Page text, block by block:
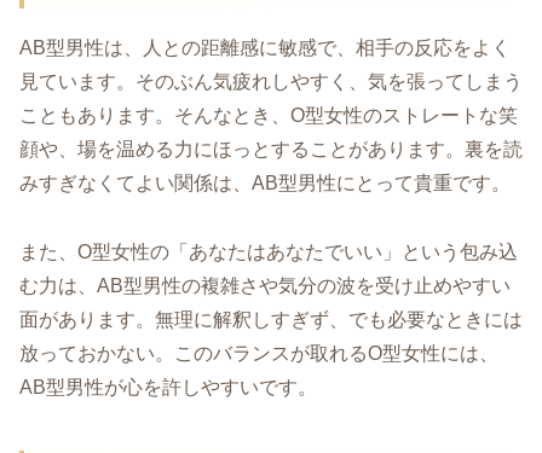
AB型男性は、人との距離感に敏感で、相手の反応をよく
見ています。そのぶん気疲れしやすく、気を張ってしまう
こともあります。そんなとき、O型女性のストレートな笑
顔や、場を温める力にほっとすることがあります。裏を読
みすぎなくてよい関係は、AB型男性にとって貴重です。
また、O型女性の「あなたはあなたでいい」という包み込
む力は、AB型男性の複雑さや気分の波を受け止めやすい
面があります。無理に解釈しすぎず、でも必要なときには
放っておかない。このバランスが取れるO型女性には、
AB型男性が心を許しやすいです。